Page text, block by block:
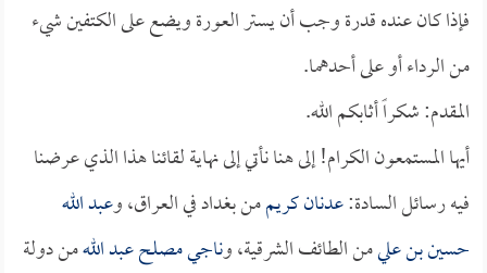
فإذا كان عنده قدرة وجب أن يستر العورة ويضع على الكتفين شيء
من الرداء أو على أحدهما.
المقدم: شكراً أثابكم الله.
أيها المستمعون الكرام! إلى هنا نأتي إلى نهاية لقائنا هذا الذي عرضنا
فيه رسائل السادة:عدنان كريممن بغداد في العراق، وعبد الله
حسين بن عليمن الطائف الشرقية، وناجي مصلح عبد اللهمن دولة